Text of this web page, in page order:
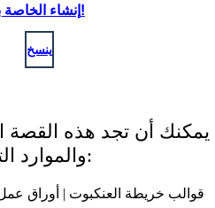
إنشاء الخاصة بك!
ينسخ
يمكنك أن تجد هذه القصة
والموارد التالية: